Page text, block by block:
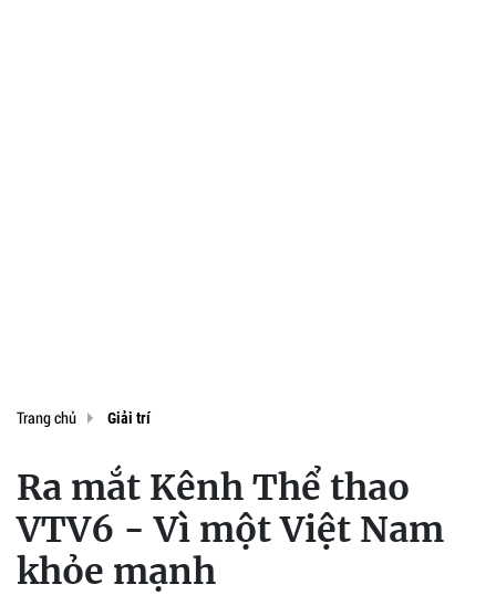
Trang chủ Giải trí
Ra mắt Kênh Thể thao
VTV6 - Vì một Việt Nam
khỏe mạnh